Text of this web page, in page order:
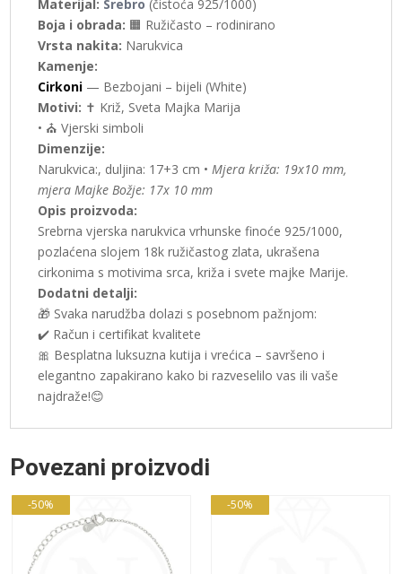
Materijal: Srebro (čistoća 925/1000)
Boja i obrada: 🟧 Ružičasto – rodinirano
Vrsta nakita: Narukvica
Kamenje:
Cirkoni — Bezbojani – bijeli (White)
Motivi: ✝️ Križ, Sveta Majka Marija
• ⛪ Vjerski simboli
Dimenzije:
Narukvica:, duljina: 17+3 cm •Mjera križa: 19x10 mm,
mjera Majke Božje: 17x 10 mm
Opis proizvoda:
Srebrna vjerska narukvica vrhunske finoće 925/1000,
pozlaćena slojem 18k ružičastog zlata, ukrašena
cirkonima s motivima srca, križa i svete majke Marije.
Dodatni detalji:
🎁 Svaka narudžba dolazi s posebnom pažnjom:
✔️ Račun i certifikat kvalitete
🎀 Besplatna luksuzna kutija i vrećica – savršeno i
elegantno zapakirano kako bi razveselilo vas ili vaše
najdraže!😊
Povezani proizvodi
-50% -50%